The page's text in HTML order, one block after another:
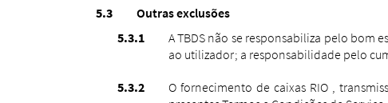
Outras exclusões
A TBDS não se responsabiliza pelo bom
ao utilizador; a responsabilidade pelo
O fornecimento de caixas RIO ,